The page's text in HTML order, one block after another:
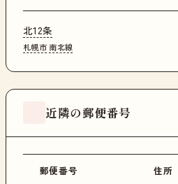
北12条
札幌市 南北線
近隣の郵便番号
郵便番号 住所